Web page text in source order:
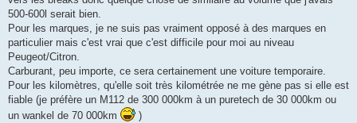
500-600l serait bien.
Pour les marques, je ne suis pas vraiment opposé à des marques en
particulier mais c'est vrai que c'est difficile pour moi au niveau
Peugeot/Citron.
Carburant, peu importe, ce sera certainement une voiture temporaire.
Pour les kilomètres, qu'elle soit très kilométrée ne me gène pas si elle est
fiable (je préfère un M112 de 300 000km à un puretech de 30 000km ou
un wankel de 70 000km
)